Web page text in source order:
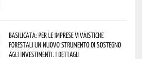
Basilicata: per le imprese vivaistiche
forestali un nuovo strumento di sostegno
agli investimenti. I dettagli